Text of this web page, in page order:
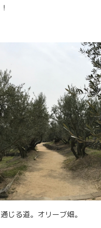
じる道。オリーブ畑。